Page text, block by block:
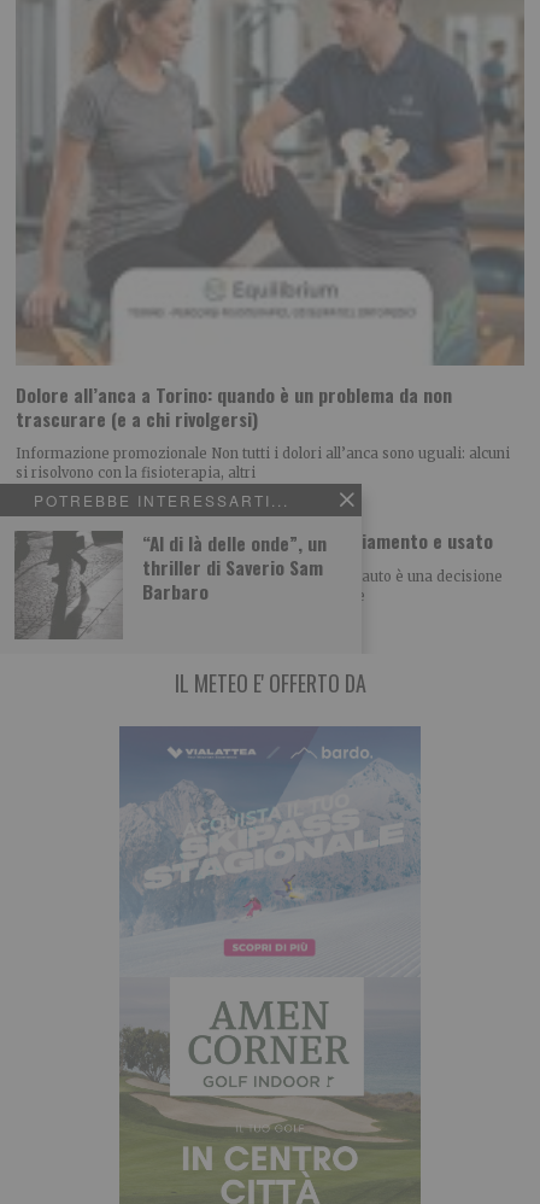
POTREBBE INTERESSARTI...
“Al di là delle onde”, un
thriller di Saverio Sam
Barbaro
Dolore all’anca a Torino: quando è un problema da non
trascurare (e a chi rivolgersi)
Informazione promozionale Non tutti i dolori all’anca sono uguali: alcuni
si risolvono con la fisioterapia, altri
Comprare Hyundai a Torino: gamma, finanziamento e usato
Informazione promozionale Acquistare una nuova auto è una decisione
importante, spesso guidata dal desiderio di trovare
IL METEO E' OFFERTO DA